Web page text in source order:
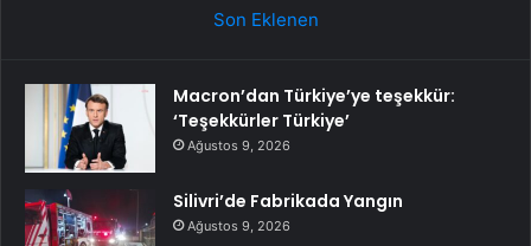
Son Eklenen
Macron’dan Türkiye’ye teşekkür:
‘Teşekkürler Türkiye’
Ağustos 9, 2026
Silivri’de Fabrikada Yangın
Ağustos 9, 2026